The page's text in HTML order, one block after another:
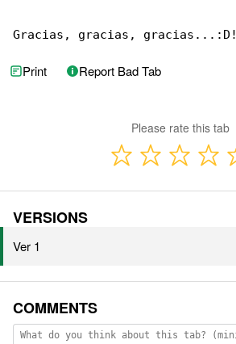
Gracias, gracias, gracias...:D!
Print Report Bad Tab
Please rate this tab
VERSIONS
Ver 1
COMMENTS